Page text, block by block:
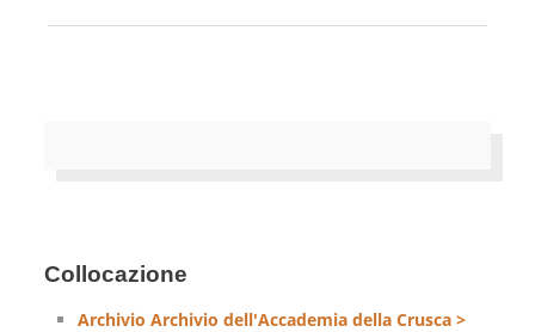
L'Archivio
Collocazione
Archivio Archivio dell'Accademia della Crusca >